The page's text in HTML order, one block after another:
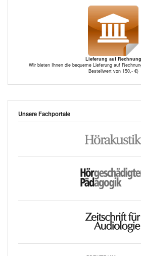
Lieferung auf Rechnung
Wir bieten Ihnen die bequeme Lieferung auf
Bestellwert von 150,- €)
Unsere Fachportale